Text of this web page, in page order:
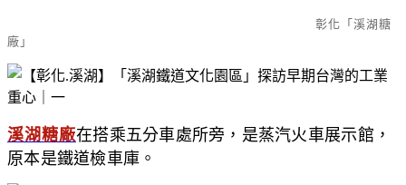
彰化「溪湖糖
廠」
溪湖糖廠在搭乘五分車處所旁，是蒸汽火車展示館，
原本是鐵道檢車庫。